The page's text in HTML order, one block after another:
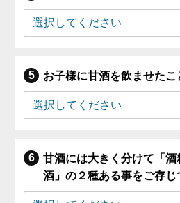
お子様に甘酒を飲ませたこ
甘酒には大きく分けて「
酒」の２種ある事をご存じ